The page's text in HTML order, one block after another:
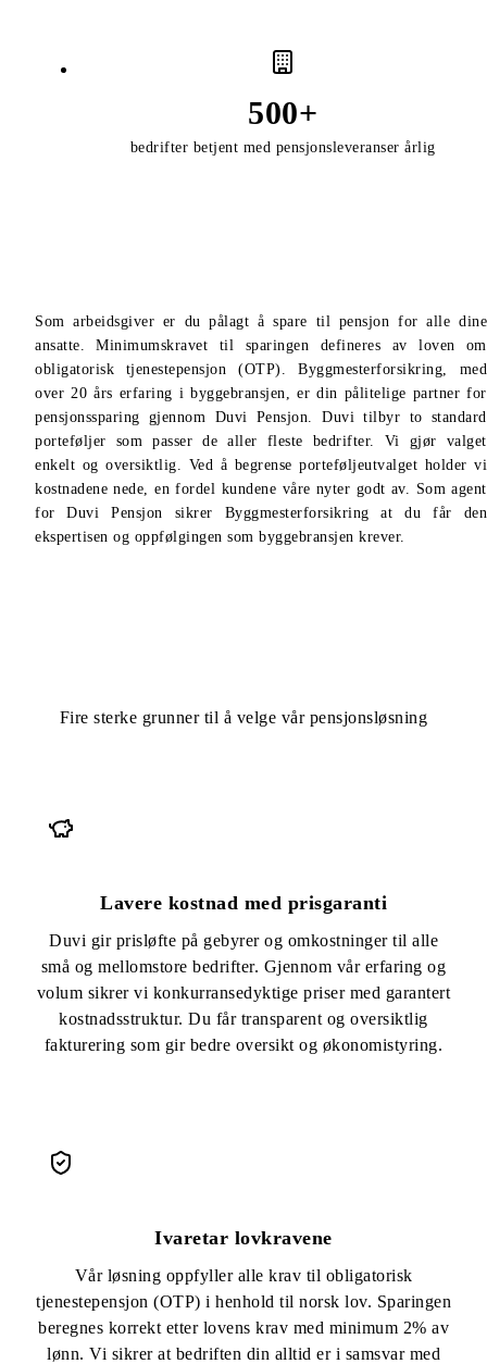
Fullført telling: 500 for
100
500+
bedrifter betjent med pensjonsleveranser årlig
Som arbeidsgiver er du pålagt å spare til pensjon for alle dine
ansatte. Minimumskravet til sparingen defineres av loven om
obligatorisk tjenestepensjon (OTP). Byggmesterforsikring, med
over 20 års erfaring i byggebransjen, er din pålitelige partner for
pensjonssparing gjennom Duvi Pensjon. Duvi tilbyr to standard
porteføljer som passer de aller fleste bedrifter. Vi gjør valget
enkelt og oversiktlig. Ved å begrense porteføljeutvalget holder vi
kostnadene nede, en fordel kundene våre nyter godt av. Som agent
for Duvi Pensjon sikrer Byggmesterforsikring at du får den
ekspertisen og oppfølgingen som byggebransjen krever.
Fire sterke grunner til å velge vår pensjonsløsning
Lavere kostnad med prisgaranti
Duvi gir prisløfte på gebyrer og omkostninger til alle
små og mellomstore bedrifter. Gjennom vår erfaring og
volum sikrer vi konkurransedyktige priser med garantert
kostnadsstruktur. Du får transparent og oversiktlig
fakturering som gir bedre oversikt og økonomistyring.
Ivaretar lovkravene
Vår løsning oppfyller alle krav til obligatorisk
tjenestepensjon (OTP) i henhold til norsk lov. Sparingen
beregnes korrekt etter lovens krav med minimum 2% av
lønn. Vi sikrer at bedriften din alltid er i samsvar med